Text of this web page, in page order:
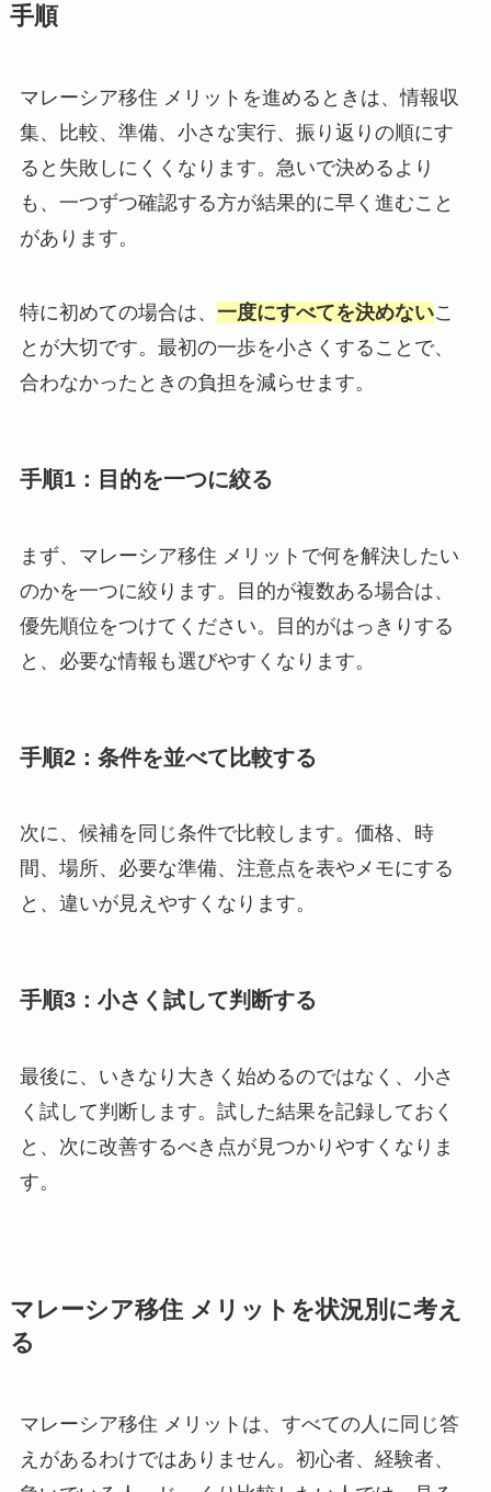
手順
マレーシア移住 メリットを進めるときは、情報収
集、比較、準備、小さな実行、振り返りの順にす
ると失敗しにくくなります。急いで決めるより
も、一つずつ確認する方が結果的に早く進むこと
があります。
特に初めての場合は、 一度にすべてを決めないこ
とが大切です。最初の一歩を小さくすることで、
合わなかったときの負担を減らせます。
手順1：目的を一つに絞る
まず、マレーシア移住 メリットで何を解決したい
のかを一つに絞ります。目的が複数ある場合は、
優先順位をつけてください。目的がはっきりする
と、必要な情報も選びやすくなります。
手順2：条件を並べて比較する
次に、候補を同じ条件で比較します。価格、時
間、場所、必要な準備、注意点を表やメモにする
と、違いが見えやすくなります。
手順3：小さく試して判断する
最後に、いきなり大きく始めるのではなく、小さ
く試して判断します。試した結果を記録しておく
と、次に改善するべき点が見つかりやすくなりま
す。
マレーシア移住 メリットを状況別に考え
る
マレーシア移住 メリットは、すべての人に同じ答
えがあるわけではありません。初心者、経験者、